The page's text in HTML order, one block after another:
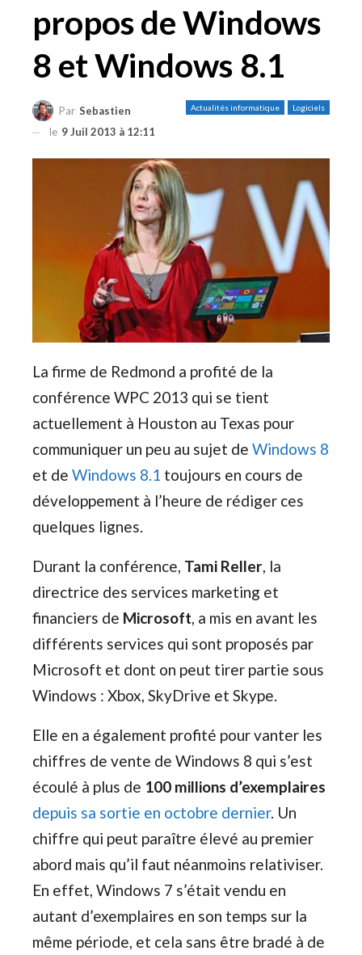
propos de Windows
8 et Windows 8.1
Actualités informatique Logiciels
Par Sebastien
le 9 Juil 2013 à 12:11
La firme de Redmond a profité de la
conférence WPC 2013 qui se tient
actuellement à Houston au Texas pour
communiquer un peu au sujet de Windows 8
et de Windows 8.1 toujours en cours de
développement à l’heure de rédiger ces
quelques lignes.
Durant la conférence, Tami Reller, la
directrice des services marketing et
financiers de Microsoft, a mis en avant les
différents services qui sont proposés par
Microsoft et dont on peut tirer partie sous
Windows : Xbox, SkyDrive et Skype.
Elle en a également profité pour vanter les
chiffres de vente de Windows 8 qui s’est
écoulé à plus de 100 millions d’exemplaires
depuis sa sortie en octobre dernier. Un
chiffre qui peut paraître élevé au premier
abord mais qu’il faut néanmoins relativiser.
En effet, Windows 7 s’était vendu en
autant d’exemplaires en son temps sur la
même période, et cela sans être bradé à de